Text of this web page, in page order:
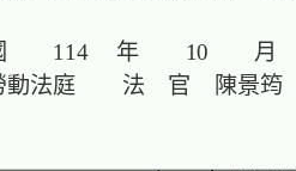
114 年 10
法 官
陳景筠